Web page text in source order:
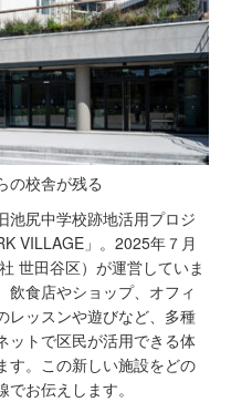
の校舎が残る
池尻中学校跡地活用プロジ
VILLAGE」。2025年７月
世田谷区）が運営していま
飲食店やショップ、オフィ
レッスンや遊びなど、多種
ットで区民が活用できる体
す。この新しい施設をどの
お伝えします。